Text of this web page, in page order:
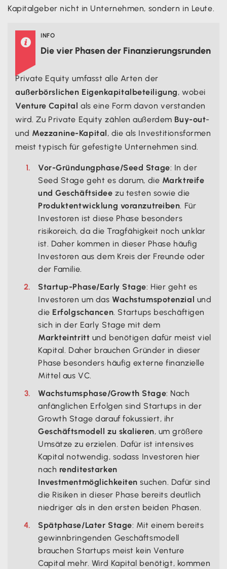
Kapitalgeber nicht in Unternehmen, sondern in Leute.
 INFO
Die vier Phasen der Finanzierungsrunden
Private Equity umfasst alle Arten der
außerbörslichen Eigenkapitalbeteiligung, wobei
Venture Capital als eine Form davon verstanden
wird. Zu Private Equity zählen außerdem Buy-out-
und Mezzanine-Kapital, die als Investitionsformen
meist typisch für gefestigte Unternehmen sind.
Vor-Gründungphase/Seed Stage: In der
Seed Stage geht es darum, die Marktreife
und Geschäftsidee zu testen sowie die
Produktentwicklung voranzutreiben. Für
Investoren ist diese Phase besonders
risikoreich, da die Tragfähigkeit noch unklar
ist. Daher kommen in dieser Phase häufig
Investoren aus dem Kreis der Freunde oder
der Familie.
Startup-Phase/Early Stage: Hier geht es
Investoren um dasWachstumspotenzial und
die Erfolgschancen. Startups beschäftigen
sich in der Early Stage mit dem
Markteintritt und benötigen dafür meist viel
Kapital. Daher brauchen Gründer in dieser
Phase besonders häufig externe finanzielle
Mittel aus VC.
Wachstumsphase/Growth Stage: Nach
anfänglichen Erfolgen sind Startups in der
Growth Stage darauf fokussiert, ihr
Geschäftsmodell zu skalieren, um größere
Umsätze zu erzielen. Dafür ist intensives
Kapital notwendig, sodass Investoren hier
nach renditestarken
Investmentmöglichkeiten suchen. Dafür sind
die Risiken in dieser Phase bereits deutlich
niedriger als in den ersten beiden Phasen.
Spätphase/Later Stage: Mit einem bereits
gewinnbringenden Geschäftsmodell
brauchen Startups meist kein Venture
Capital mehr. Wird Kapital benötigt, kommen